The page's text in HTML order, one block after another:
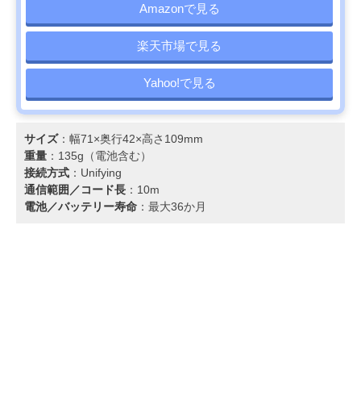
Amazonで見る
楽天市場で見る
Yahoo!で見る
サイズ：幅71×奥行42×高さ109mm
重量 ：135g（電池含む）
接続方式 ：Unifying
通信範囲／コード長 ：10m
電池／バッテリー寿命 ：最大36か月